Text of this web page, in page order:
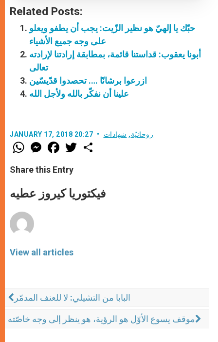
Related Posts:
حبّك يا إلهيّ هو نظير الزّيت: يجب أن يطفو ويعلو
على وجه جميع الأشياء
أبونا يعقوب: قداستنا قائمة، بمطابقة إرادتنا لإرادته
تعالى
ازرعوا برشانًا …. تحصدوا قدّيسّين
علينا أن نفكّر بالله ولأجل الله
JANUARY 17, 2018 20:27 روحانيّة, شهادات
W
h
t
s
p
p
M
e
s
e
e
F
a
e
b
o
k
w
Share this Entry
فيكتوريا كيروز عطيه
View all articles
البابا من التشيلي: لا للعنف المدمّر
موقف يسوع الأوّل هو الرؤية، هو ينظر إلى وجه خاصّته